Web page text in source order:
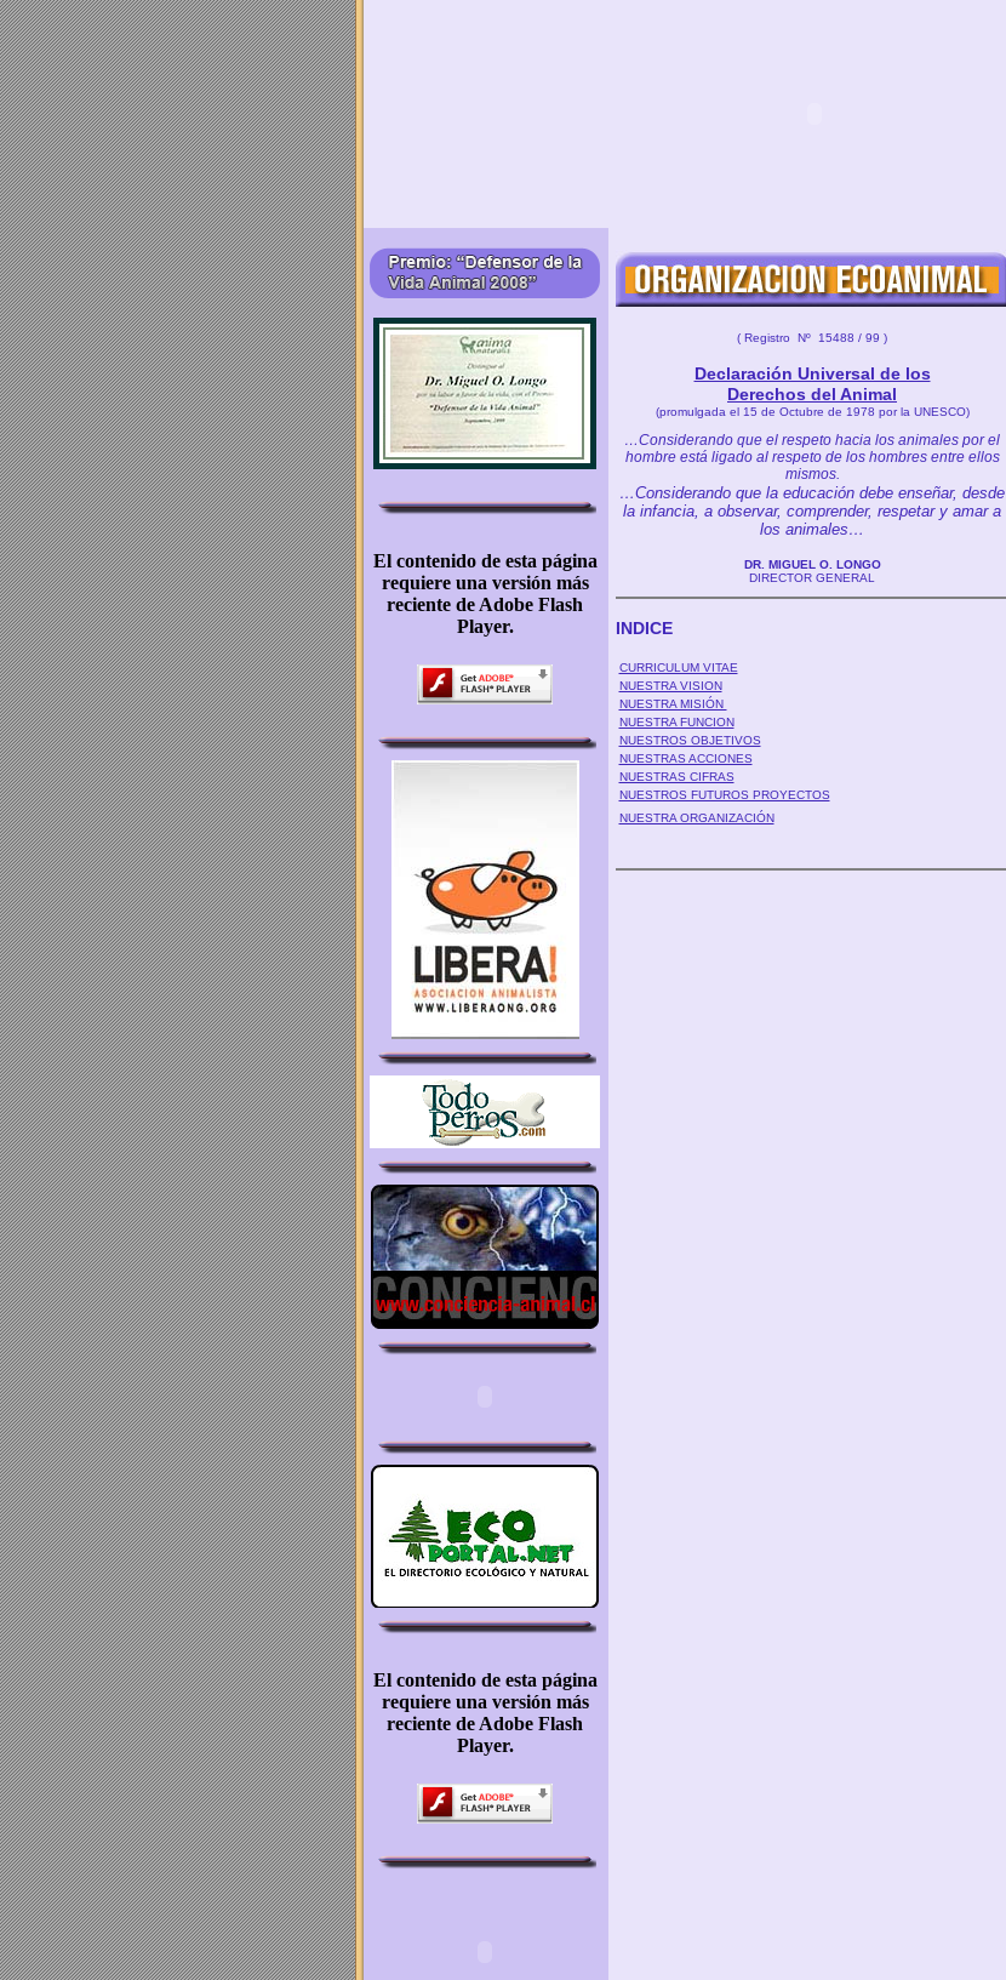
( Registro Nº 15488 / 99 )
Declaración Universal de los
Derechos del Animal
(promulgada el 15 de Octubre de 1978 por la UNESCO)
…Considerando que el respeto hacia los animales por el
hombre está ligado al respeto de los hombres entre ellos
mismos.
…Considerando que la educación debe enseñar, desde
la infancia, a observar, comprender, respetar y amar a
los animales…
DR. MIGUEL O. LONGO
DIRECTOR GENERAL
INDICE
CURRICULUM VITAE
NUESTRA VISION
NUESTRA MISIÓN
NUESTRA FUNCION
NUESTROS OBJETIVOS
NUESTRAS ACCIONES
NUESTRAS CIFRAS
NUESTROS FUTUROS PROYECTOS
NUESTRA ORGANIZACIÓN